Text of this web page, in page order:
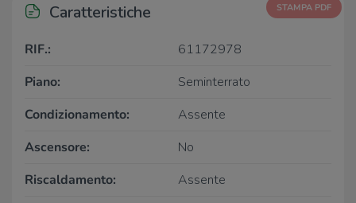
Caratteristiche STAMPA PDF
RIF.:
61172978
Piano:
Seminterrato
Condizionamento:
Assente
Ascensore:
No
Riscaldamento:
Assente